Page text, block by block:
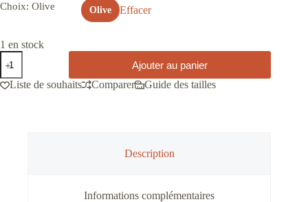
Choix: Olive Olive Effacer
1 en stock
quantité
de
Ceinture
kaki
Ajouter au panier
Liste de souhaits
Comparer Guide des tailles
Description
Informations complémentaires